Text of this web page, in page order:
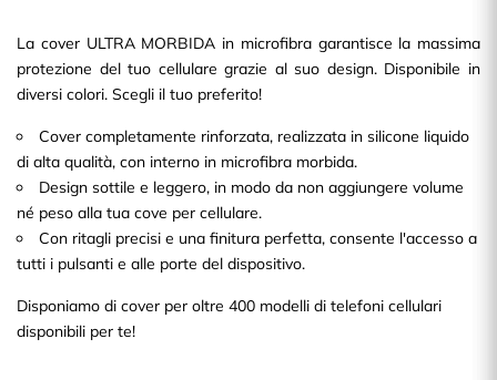
La cover ULTRA MORBIDA in microfibra garantisce la massima
protezione del tuo cellulare grazie al suo design. Disponibile in
diversi colori. Scegli il tuo preferito!
Cover completamente rinforzata, realizzata in silicone liquido
di alta qualità, con interno in microfibra morbida.
Design sottile e leggero, in modo da non aggiungere volume
né peso alla tua cove per cellulare.
Con ritagli precisi e una finitura perfetta, consente l'accesso a
tutti i pulsanti e alle porte del dispositivo.
Disponiamo di cover per oltre 400 modelli di telefoni cellulari
disponibili per te!